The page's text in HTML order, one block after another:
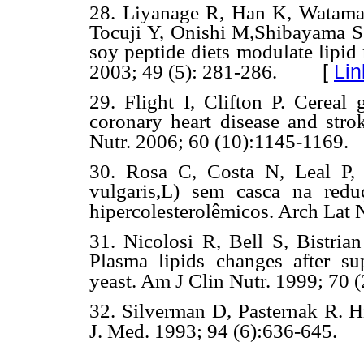
28. Liyanage R, Han K,
Tocuji Y, Onishi M,Shibayama
soy peptide diets modulate
2003; 49 (5): 281-286. [
29. Flight I, Clifton P. Cereal
coronary heart disease and
Nutr. 2006; 60 (10):1145-1169.
30. Rosa C, Costa N, Leal
vulgaris,L) sem casca na
hipercolesterolêmicos. Arch Lat
31. Nicolosi R, Bell S,
Plasma lipids changes after
yeast. Am J Clin Nutr. 1999; 70
32. Silverman D, Pasternak R.
J. Med. 1993; 94 (6):636-645.